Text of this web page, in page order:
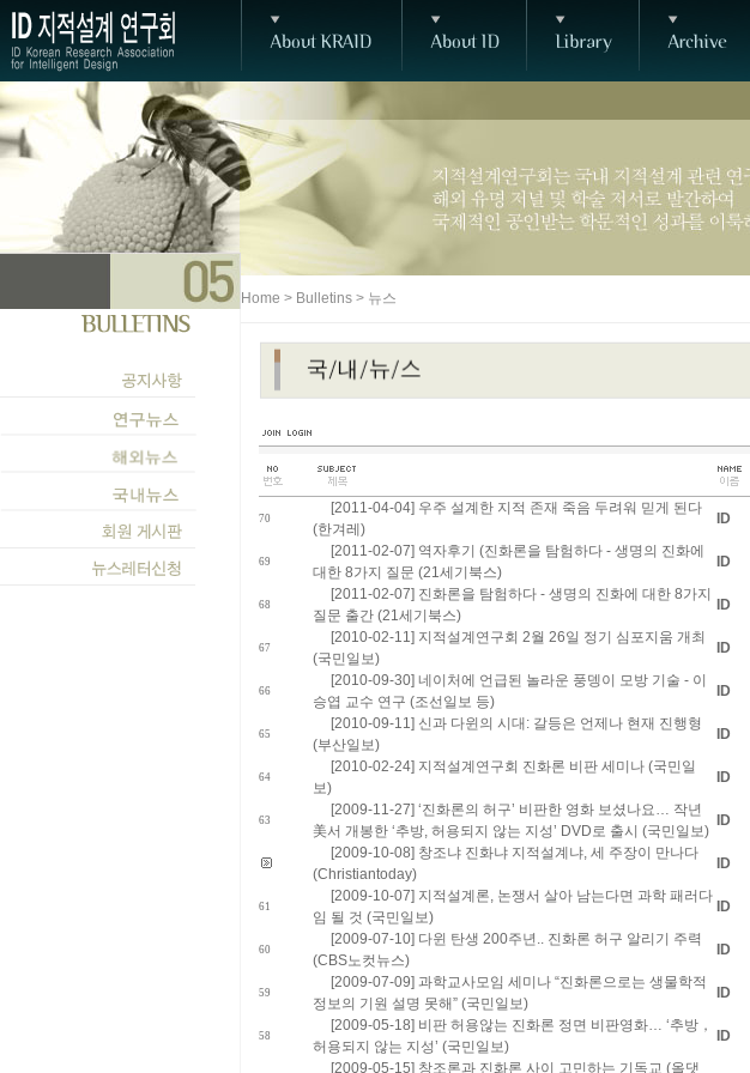
Home > Bulletins > 뉴스
70
[2011-04-04] 우주 설계한 지적 존재 죽음 두려워 믿게 된다
(한겨레)
ID
69
[2011-02-07] 역자후기 (진화론을 탐험하다 - 생명의 진화에
대한 8가지 질문 (21세기북스)
ID
68
[2011-02-07] 진화론을 탐험하다 - 생명의 진화에 대한 8가지
질문 출간 (21세기북스)
ID
67
[2010-02-11] 지적설계연구회 2월 26일 정기 심포지움 개최
(국민일보)
ID
66
[2010-09-30] 네이처에 언급된 놀라운 풍뎅이 모방 기술 - 이
승엽 교수 연구 (조선일보 등)
ID
65
[2010-09-11] 신과 다윈의 시대: 갈등은 언제나 현재 진행형
(부산일보)
ID
64
[2010-02-24] 지적설계연구회 진화론 비판 세미나 (국민일
보)
ID
63
[2009-11-27] ‘진화론의 허구’ 비판한 영화 보셨나요… 작년
美서 개봉한 ‘추방, 허용되지 않는 지성’ DVD로 출시 (국민일보)
ID
[2009-10-08] 창조냐 진화냐 지적설계냐, 세 주장이 만나다
(Christiantoday)
ID
61
[2009-10-07] 지적설계론, 논쟁서 살아 남는다면 과학 패러다
임 될 것 (국민일보)
ID
60
[2009-07-10] 다윈 탄생 200주년.. 진화론 허구 알리기 주력
(CBS노컷뉴스)
ID
59
[2009-07-09] 과학교사모임 세미나 “진화론으로는 생물학적
정보의 기원 설명 못해” (국민일보)
ID
58
[2009-05-18] 비판 허용않는 진화론 정면 비판영화… ‘추방，
허용되지 않는 지성’ (국민일보)
ID
[2009-05-15] 창조론과 진화론 사이 고민하는 기독교 (올댓